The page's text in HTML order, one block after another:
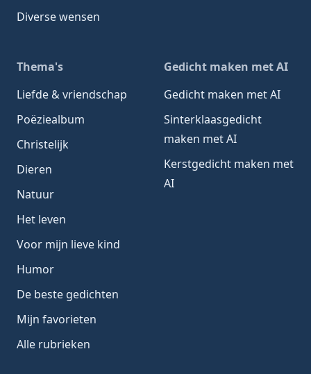
Diverse wensen
Thema's
Liefde & vriendschap
Poëziealbum
Christelijk
Dieren
Natuur
Het leven
Voor mijn lieve kind
Humor
De beste gedichten
Mijn favorieten
Alle rubrieken
Gedicht maken met AI
Gedicht maken met AI
Sinterklaasgedicht
maken met AI
Kerstgedicht maken met
AI